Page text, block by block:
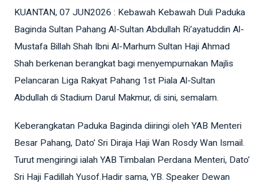
KUANTAN, 07 JUN2026 : Kebawah Kebawah Duli Paduka
Baginda Sultan Pahang Al-Sultan Abdullah Ri’ayatuddin Al-
Mustafa Billah Shah Ibni Al-Marhum Sultan Haji Ahmad
Shah berkenan berangkat bagi menyempurnakan Majlis
Pelancaran Liga Rakyat Pahang 1st Piala Al-Sultan
Abdullah di Stadium Darul Makmur, di sini, semalam.
Keberangkatan Paduka Baginda diiringi oleh YAB Menteri
Besar Pahang, Dato’ Sri Diraja Haji Wan Rosdy Wan Ismail.
Turut mengiringi ialah YAB Timbalan Perdana Menteri, Dato’
Sri Haji Fadillah Yusof.Hadir sama, YB. Speaker Dewan